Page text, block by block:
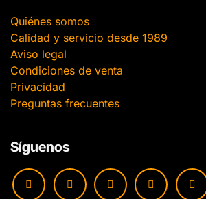
Quiénes somos
Calidad y servicio desde 1989
Aviso legal
Condiciones de venta
Privacidad
Preguntas frecuentes
Síguenos